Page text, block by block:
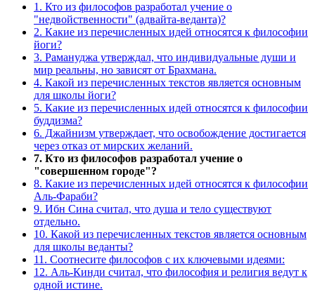
1. Кто из философов разработал учение о
"недвойственности" (адвайта-веданта)?
2. Какие из перечисленных идей относятся к философии
йоги?
3. Рамануджа утверждал, что индивидуальные души и
мир реальны, но зависят от Брахмана.
4. Какой из перечисленных текстов является основным
для школы йоги?
5. Какие из перечисленных идей относятся к философии
буддизма?
6. Джайнизм утверждает, что освобождение достигается
через отказ от мирских желаний.
7. Кто из философов разработал учение о
"совершенном городе"?
8. Какие из перечисленных идей относятся к философии
Аль-Фараби?
9. Ибн Сина считал, что душа и тело существуют
отдельно.
10. Какой из перечисленных текстов является основным
для школы веданты?
11. Соотнесите философов с их ключевыми идеями:
12. Аль-Кинди считал, что философия и религия ведут к
одной истине.